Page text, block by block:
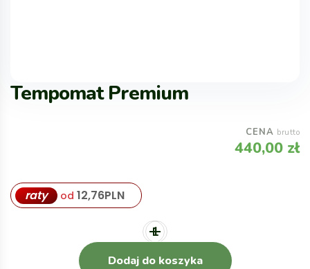
Tempomat Premium
CENA brutto
440,00 zł
raty od 12,76PLN
Dodaj do koszyka